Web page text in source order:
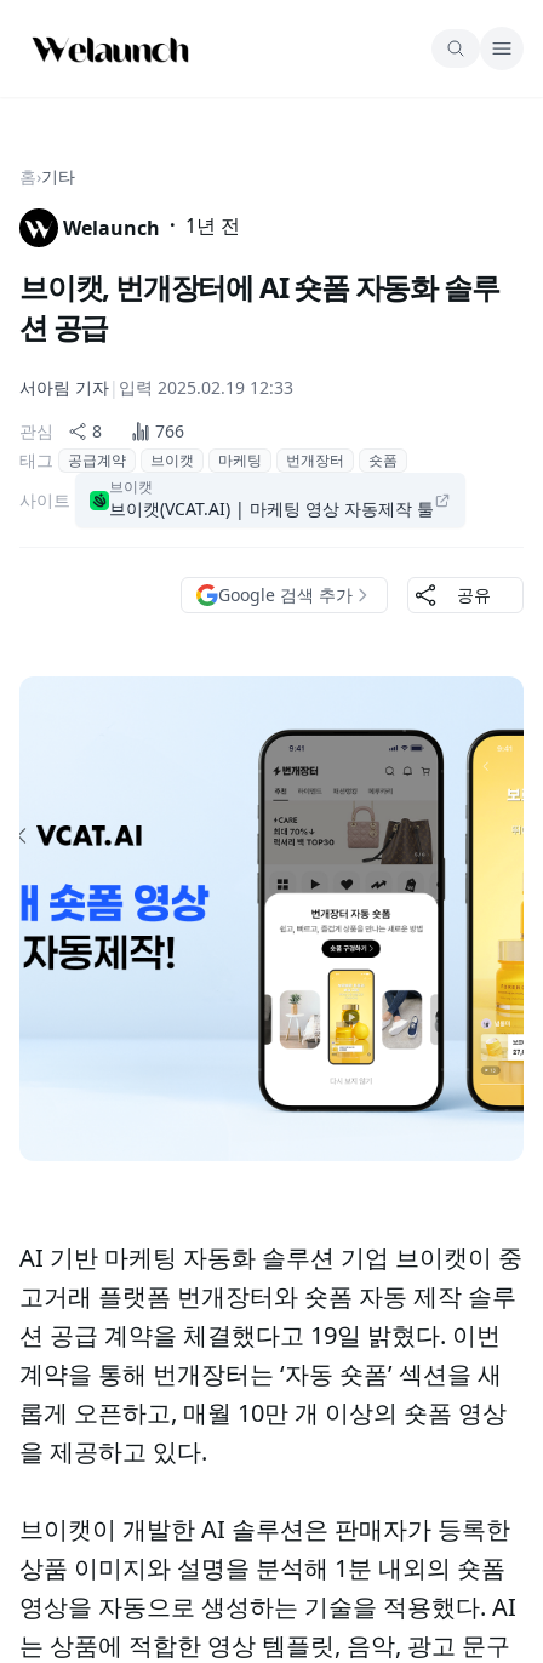
홈›기타
Welaunch · 1년 전
브이캣, 번개장터에 AI 숏폼 자동화 솔루
션 공급
서아림 기자| 입력 2025.02.19 12:33
관심
8
766
태그
공급계약 브이캣 마케팅 번개장터 숏폼
사이트
브이캣
브이캣(VCAT.AI) | 마케팅 영상 자동제작 툴
Google 검색 추가 공유
AI 기반 마케팅 자동화 솔루션 기업 브이캣이 중
고거래 플랫폼 번개장터와 숏폼 자동 제작 솔루
션 공급 계약을 체결했다고 19일 밝혔다. 이번
계약을 통해 번개장터는 ‘자동 숏폼’ 섹션을 새
롭게 오픈하고, 매월 10만 개 이상의 숏폼 영상
을 제공하고 있다.
브이캣이 개발한 AI 솔루션은 판매자가 등록한
상품 이미지와 설명을 분석해 1분 내외의 숏폼
영상을 자동으로 생성하는 기술을 적용했다. AI
는 상품에 적합한 영상 템플릿, 음악, 광고 문구